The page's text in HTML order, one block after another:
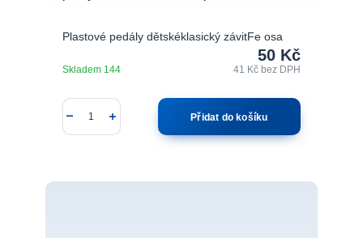
Plastové pedály dětskéklasický závitFe osa
50 Kč
41 Kčbez DPH
Skladem 144
Přidat do košíku